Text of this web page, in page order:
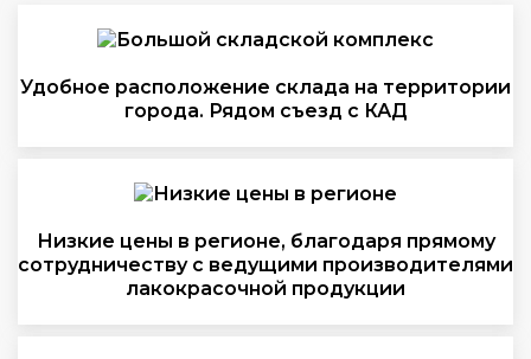
Удобное расположение склада на территории
города. Рядом съезд с КАД
Низкие цены в регионе, благодаря прямому
сотрудничеству с ведущими производителями
лакокрасочной продукции